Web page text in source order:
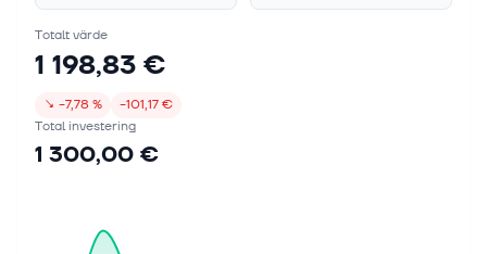
Totalt värde
1 198,83 €
↘ −7,78 %
−101,17 €
Total investering
1 300,00 €